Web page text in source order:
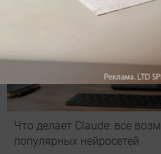
Что делает Сlaude: все
популярных нейросетей